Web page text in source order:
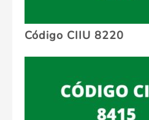
Código CIIU 8220